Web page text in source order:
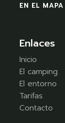
EN EL MAPA
Enlaces
Inicio
El camping
El entorno
Tarifas
Contacto